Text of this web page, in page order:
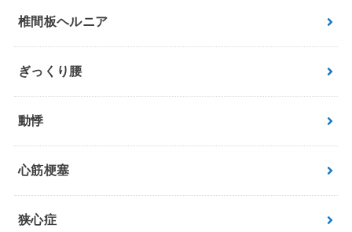
椎間板ヘルニア
ぎっくり腰
動悸
心筋梗塞
狭心症